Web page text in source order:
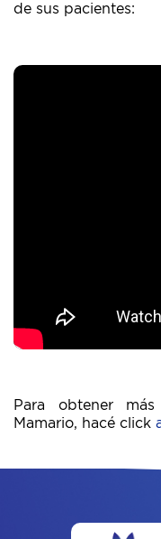
de sus pacientes:
Para obtener
Mamario, hacé click